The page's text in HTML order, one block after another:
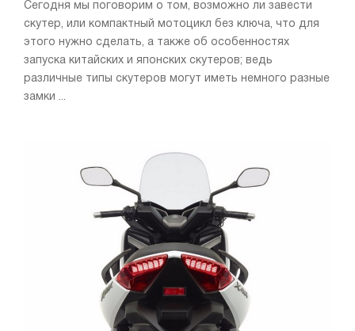
Сегодня мы поговорим о том, возможно ли завести
скутер, или компактный мотоцикл без ключа, что для
этого нужно сделать, а также об особенностях
запуска китайских и японских скутеров; ведь
различные типы скутеров могут иметь немного разные
замки ...